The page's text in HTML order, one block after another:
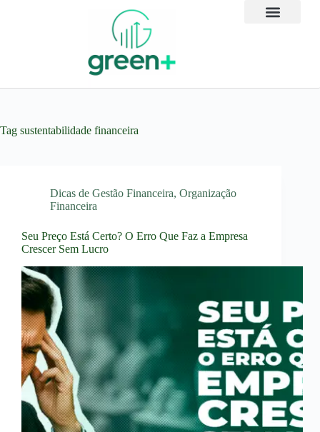
Tag sustentabilidade financeira
Dicas de Gestão Financeira, Organização
Financeira
Seu Preço Está Certo? O Erro Que Faz a Empresa
Crescer Sem Lucro